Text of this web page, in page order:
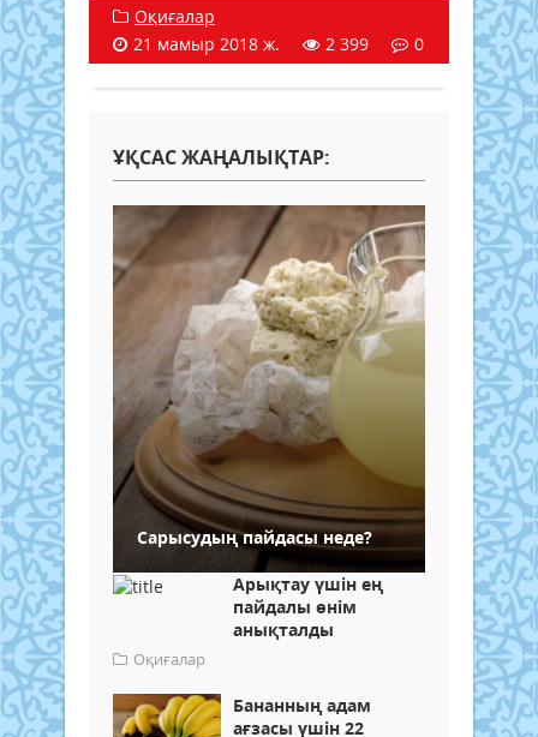
Оқиғалар
21 мамыр 2018 ж.
2 399 0
ҰҚСАС ЖАҢАЛЫҚТАР:
Сарысудың пайдасы неде?
Арықтау үшін ең
пайдалы өнім
анықталды
Оқиғалар
Бананның адам
ағзасы үшін 22